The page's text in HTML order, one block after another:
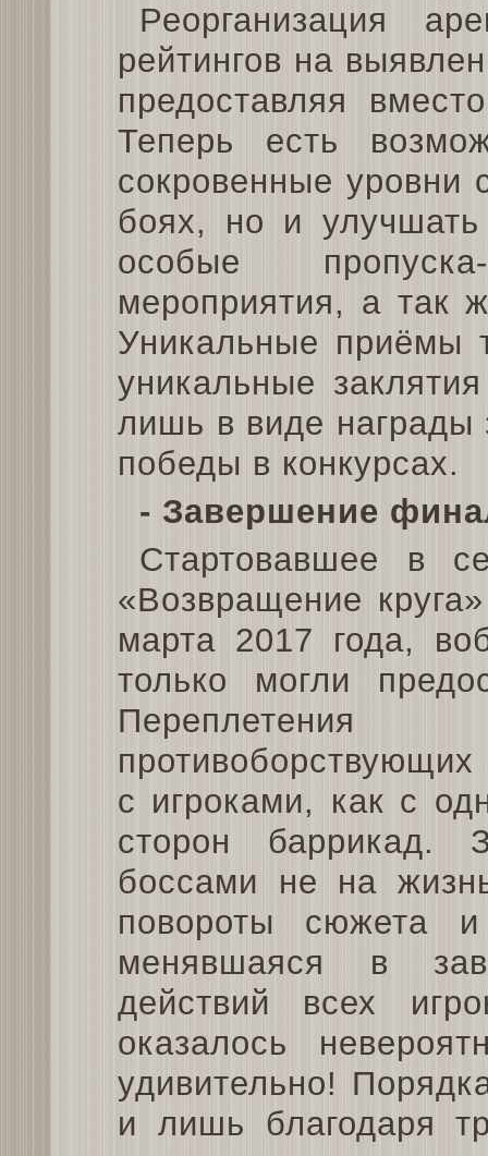
Реорганизация
рейтингов на
предоставляя
Теперь есть
сокровенные уровни
боях, но и улучшать
особые
мероприятия, а так
Уникальные приёмы
уникальные
лишь в виде награды
победы в конкурсах.
- Завершение
Стартовавшее в
«Возвращение
марта 2017 года,
только могли
противоборствующих
с игроками, как с
сторон баррикад.
боссами не на
повороты сюжета и
менявшаяся в
действий всех
оказалось
удивительно!
и лишь благодаря